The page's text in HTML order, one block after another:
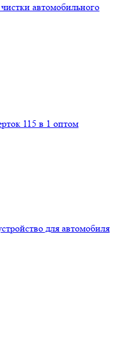
автомобильного
115 в 1 оптом
для автомобиля